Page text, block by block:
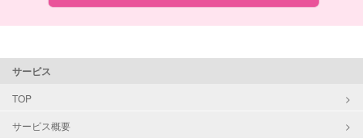
サービス
TOP
サービス概要